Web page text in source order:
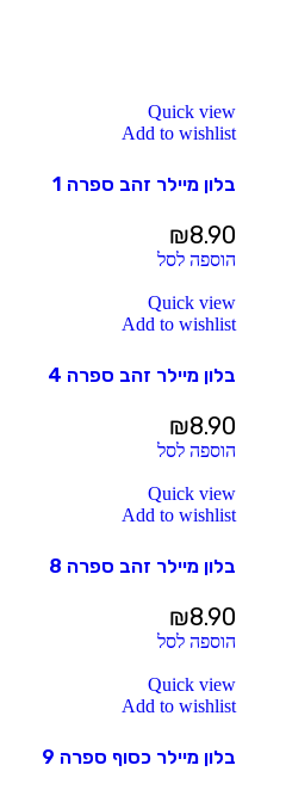
Quick view
Add to wishlist
בלון מיילר זהב ספרה 1
₪8.90
הוספה לסל
Quick view
Add to wishlist
בלון מיילר זהב ספרה 4
₪8.90
הוספה לסל
Quick view
Add to wishlist
בלון מיילר זהב ספרה 8
₪8.90
הוספה לסל
Quick view
Add to wishlist
בלון מיילר כסוף ספרה 9